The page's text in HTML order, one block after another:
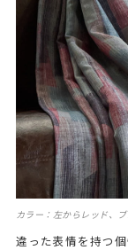
カラー：左からレッド、
違った表情を持つ